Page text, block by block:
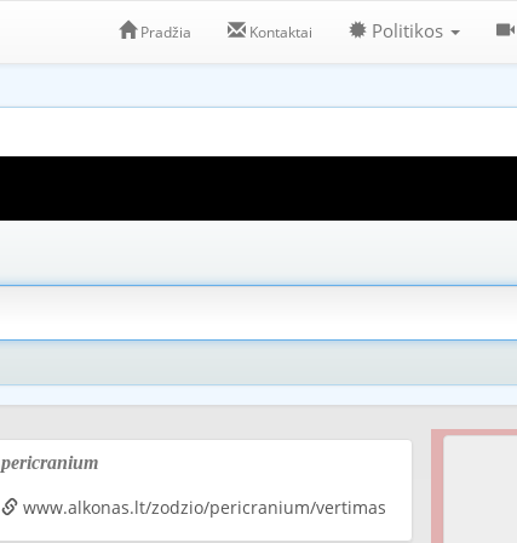
Pradžia Kontaktai Politikos
pericranium
www.alkonas.lt/zodzio/pericranium/vertimas